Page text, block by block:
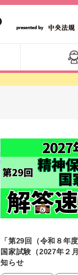
「第29回（令和８年
国家試験（2027年２
知らせ